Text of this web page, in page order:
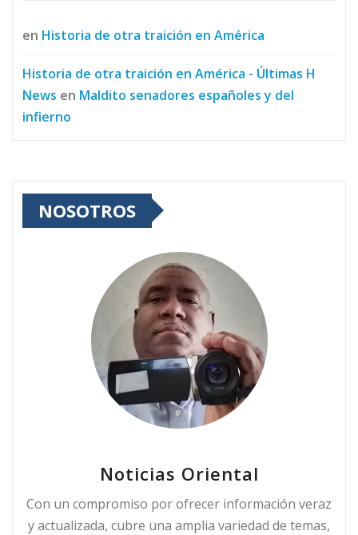
en Historia de otra traición en América
Historia de otra traición en América - Últimas H
News en Maldito senadores españoles y del
infierno
NOSOTROS
Noticias Oriental
Con un compromiso por ofrecer información veraz
y actualizada, cubre una amplia variedad de temas,